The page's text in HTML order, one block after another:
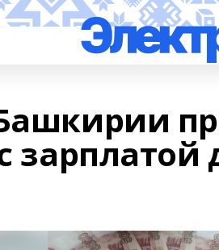
зарплатой